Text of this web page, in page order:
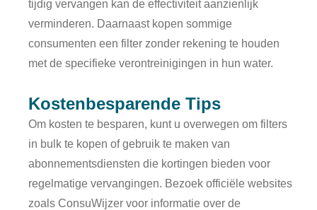
tijdig vervangen kan de effectiviteit aanzienlijk
verminderen. Daarnaast kopen sommige
consumenten een filter zonder rekening te houden
met de specifieke verontreinigingen in hun water.
Kostenbesparende Tips
Om kosten te besparen, kunt u overwegen om filters
in bulk te kopen of gebruik te maken van
abonnementsdiensten die kortingen bieden voor
regelmatige vervangingen. Bezoek officiële websites
zoals ConsuWijzer voor informatie over de